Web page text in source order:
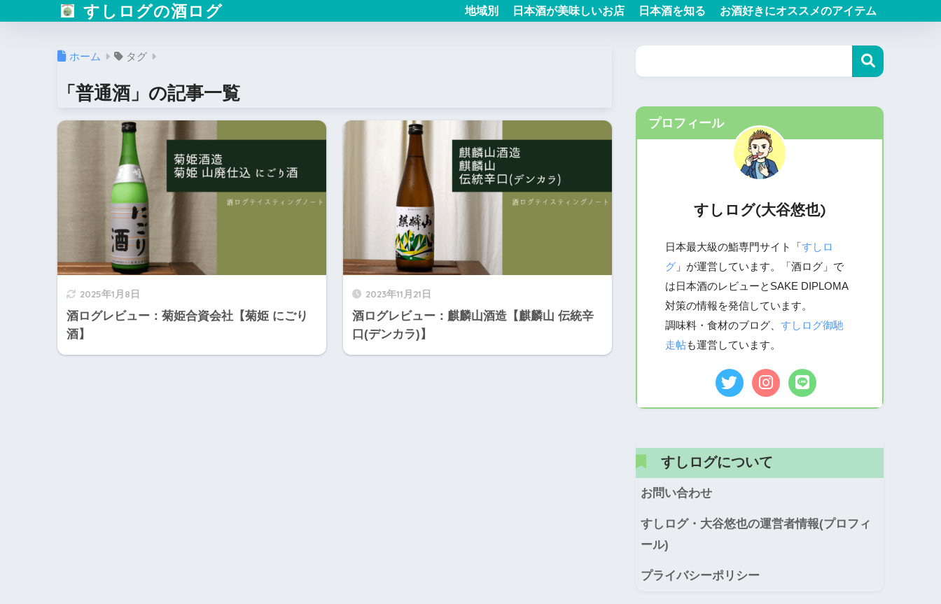
すしログの酒ログ 地域別 日本酒が美味しいお店 日本酒を知る お酒好きにオススメのアイテム
ホーム タグ
「普通酒」の記事一覧
2025年1月8日
酒ログレビュー：菊姫合資会社【菊姫 にごり
酒】
2023年11月21日
酒ログレビュー：麒麟山酒造【麒麟山 伝統辛
口(デンカラ)】
プロフィール
すしログ(大谷悠也)
日本最大級の鮨専門サイト「すしロ
グ 」が運営しています。「酒ログ」で
は日本酒のレビューとSAKE DIPLOMA
対策の情報を発信しています。
調味料・食材のブログ、すしログ御馳
走帖も運営しています。
すしログについて
お問い合わせ
すしログ・大谷悠也の運営者情報(プロフィ
ール)
プライバシーポリシー